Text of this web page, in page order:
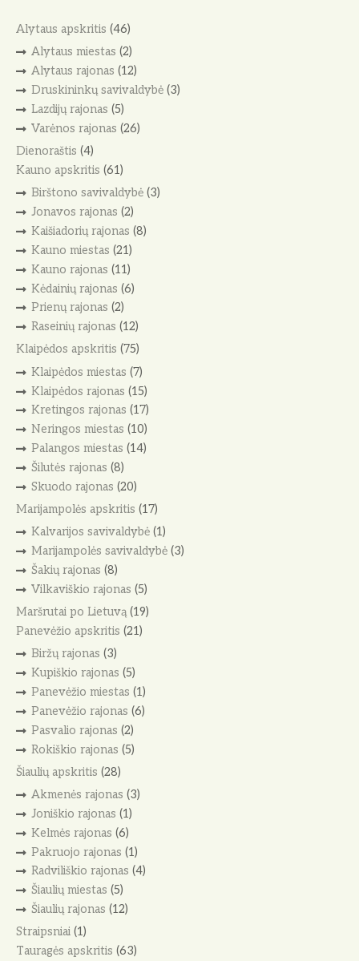
Alytaus apskritis (46)
Alytaus miestas (2)
Alytaus rajonas (12)
Druskininkų savivaldybė(3)
Lazdijų rajonas (5)
Varėnos rajonas (26)
Dienoraštis (4)
Kauno apskritis (61)
Birštono savivaldybė(3)
Jonavos rajonas (2)
Kaišiadorių rajonas (8)
Kauno miestas (21)
Kauno rajonas (11)
Kėdainių rajonas (6)
Prienų rajonas (2)
Raseinių rajonas (12)
Klaipėdos apskritis (75)
Klaipėdos miestas (7)
Klaipėdos rajonas (15)
Kretingos rajonas (17)
Neringos miestas (10)
Palangos miestas (14)
Šilutės rajonas (8)
Skuodo rajonas (20)
Marijampolės apskritis (17)
Kalvarijos savivaldybė(1)
Marijampolės savivaldybė(3)
Šakių rajonas (8)
Vilkaviškio rajonas (5)
Maršrutai po Lietuvą(19)
Panevėžio apskritis (21)
Biržų rajonas (3)
Kupiškio rajonas (5)
Panevėžio miestas (1)
Panevėžio rajonas (6)
Pasvalio rajonas (2)
Rokiškio rajonas (5)
Šiaulių apskritis (28)
Akmenės rajonas (3)
Joniškio rajonas (1)
Kelmės rajonas (6)
Pakruojo rajonas (1)
Radviliškio rajonas (4)
Šiaulių miestas (5)
Šiaulių rajonas (12)
Straipsniai (1)
Tauragės apskritis (63)